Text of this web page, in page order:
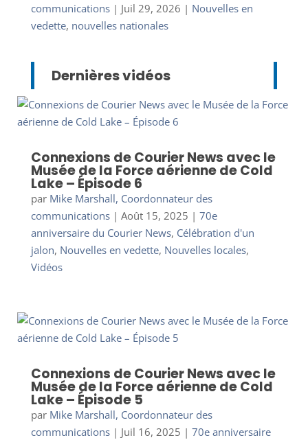
communications| Juil 29, 2026 | Nouvelles en
vedette, nouvelles nationales
Dernières vidéos
Connexions de Courier News avec le
Musée de la Force aérienne de Cold
Lake – Épisode 6
par Mike Marshall, Coordonnateur des
communications| Août 15, 2025 | 70e
anniversaire du Courier News, Célébration d'un
jalon, Nouvelles en vedette, Nouvelles locales,
Vidéos
Connexions de Courier News avec le
Musée de la Force aérienne de Cold
Lake – Épisode 5
par Mike Marshall, Coordonnateur des
communications| Juil 16, 2025 | 70e anniversaire